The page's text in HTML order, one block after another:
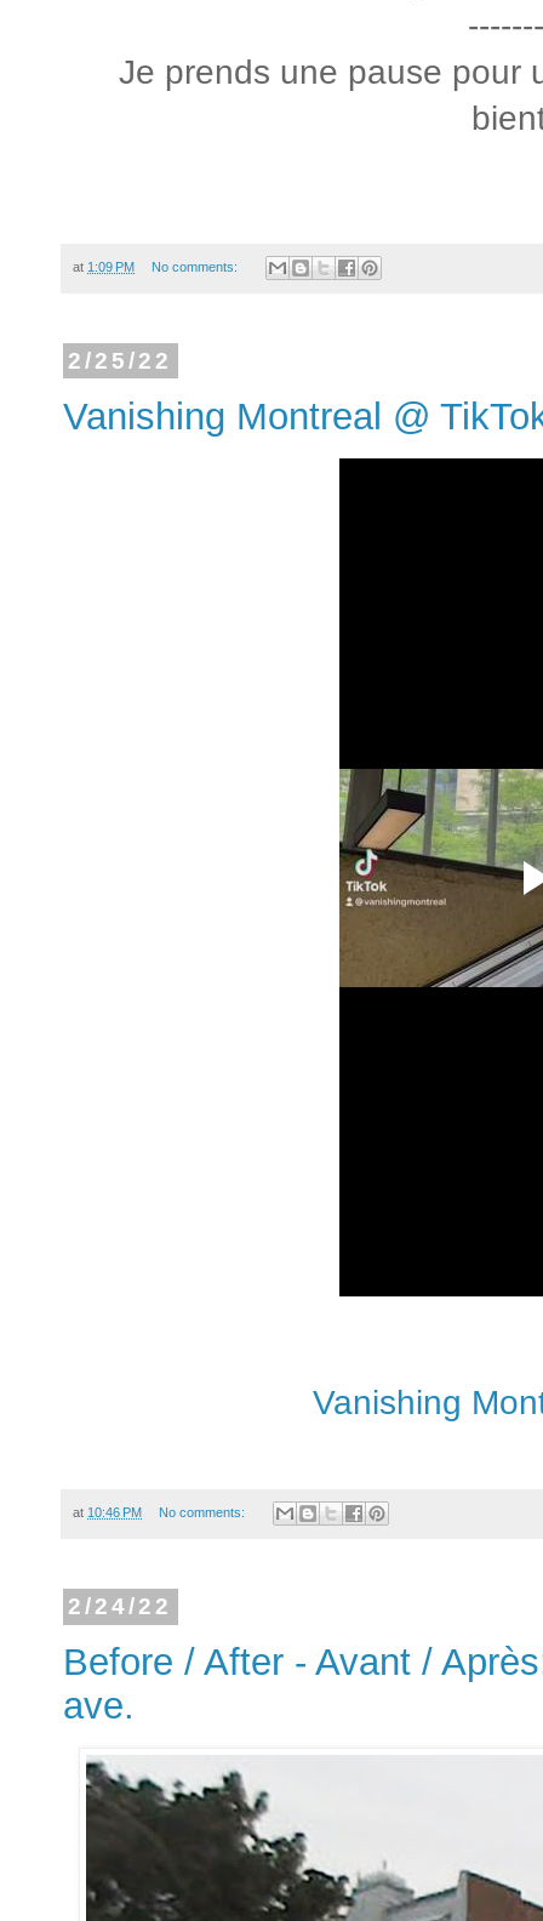
Je prends une pause pour
at 1:09 PM No comments:
2/25/22
Vanishing Montreal @
Vanishing
at 10:46 PM No comments:
2/24/22
Before / After - Avant /
ave.